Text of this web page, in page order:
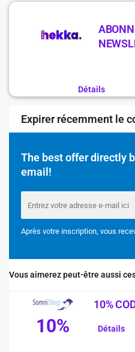
Détails
Expirer récemment le
The best offer directly
email!
Après votre inscription, vous
Vous aimerez peut-être aussi
10%
10%
Détails